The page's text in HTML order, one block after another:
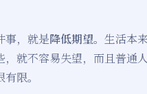
事，就是降低期望。生活本
，就不容易失望，而且普通
限。